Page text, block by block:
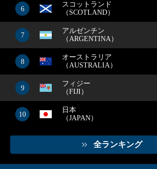
6
スコットランド
（SCOTLAND）
7
アルゼンチン
（ARGENTINA）
8
オーストラリア
（AUSTRALIA）
9
フィジー
（FIJI）
10
日本
（JAPAN）
全ランキング